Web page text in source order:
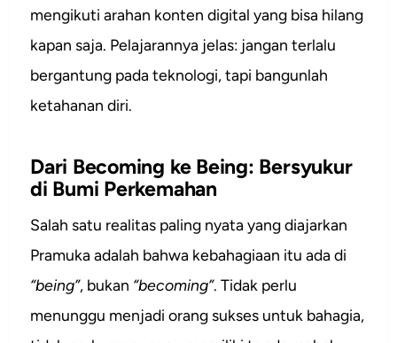
mengikuti arahan konten digital yang bisa hilang
kapan saja. Pelajarannya jelas: jangan terlalu
bergantung pada teknologi, tapi bangunlah
ketahanan diri.
Dari Becoming ke Being: Bersyukur
di Bumi Perkemahan
Salah satu realitas paling nyata yang diajarkan
Pramuka adalah bahwa kebahagiaan itu ada di
“being”, bukan “becoming”. Tidak perlu
menunggu menjadi orang sukses untuk bahagia,